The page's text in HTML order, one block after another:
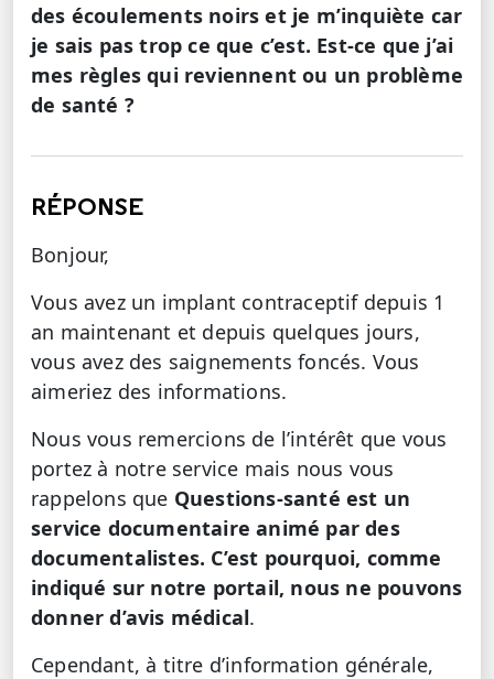
des écoulements noirs et je m’inquiète car
je sais pas trop ce que c’est. Est-ce que j’ai
mes règles qui reviennent ou un problème
de santé ?
RÉPONSE
Bonjour,
Vous avez un implant contraceptif depuis 1
an maintenant et depuis quelques jours,
vous avez des saignements foncés. Vous
aimeriez des informations.
Nous vous remercions de l’intérêt que vous
portez à notre service mais nous vous
rappelons que Questions-santé est un
service documentaire animé par des
documentalistes. C’est pourquoi, comme
indiqué sur notre portail, nous ne pouvons
donner d’avis médical.
Cependant, à titre d’information générale,